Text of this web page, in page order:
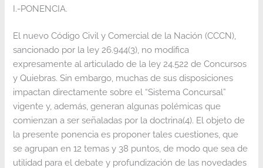
I.-PONENCIA.
El nuevo Código Civil y Comercial de la Nación (CCCN),
sancionado por la ley 26.944(3), no modifica
expresamente al articulado de la ley 24.522 de Concursos
y Quiebras. Sin embargo, muchas de sus disposiciones
impactan directamente sobre el “Sistema Concursal”
vigente y, además, generan algunas polémicas que
comienzan a ser señaladas por la doctrina(4). El objeto de
la presente ponencia es proponer tales cuestiones, que
se agrupan en 12 temas y 38 puntos, de modo que sea de
utilidad para el debate y profundización de las novedades